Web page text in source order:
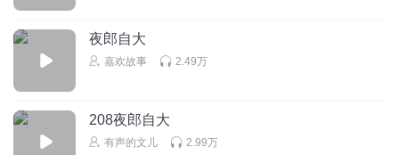
夜郎自大
嘉欢故事 2.49万
208夜郎自大
有声的文儿 2.99万